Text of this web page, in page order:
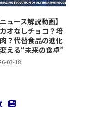
ニュース解説動画】
オなしチョコ？培
？代替食品の進化
える“未来の食卓”
03-18